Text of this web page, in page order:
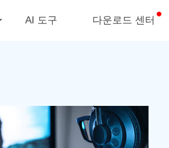
AI 도구 다운로드 센터